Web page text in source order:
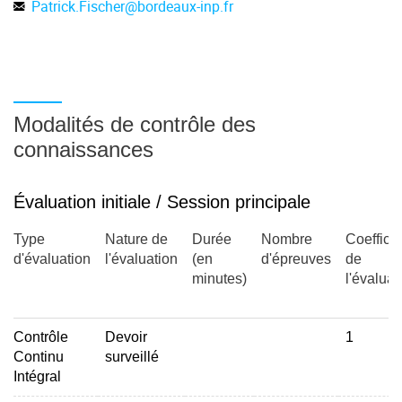
Patrick.Fischer@bordeaux-inp.fr
Modalités de contrôle des
connaissances
Évaluation initiale / Session principale
Type
d'évaluation
Nature de
l'évaluation
Durée
(en
minutes)
Nombre
d'épreuves
de
Contrôle
Continu
Intégral
Devoir
surveillé
1